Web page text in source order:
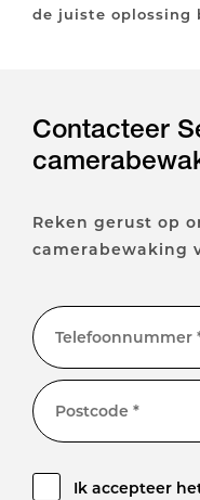
de juiste oplossing
Contacteer
Reken gerust op
camerabewaking
Telefoonnummer
Postcode *
Ik accepteer